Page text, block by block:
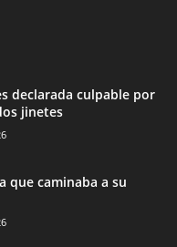
declarada culpable por
jinetes
que caminaba a su